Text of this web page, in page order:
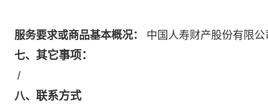
服务要求或商品基本概况： 中国人寿财产股份有限
七、 其它事项：
/
八、 联系方式